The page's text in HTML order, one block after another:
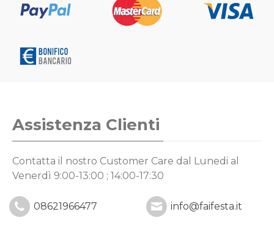
Assistenza Clienti
Contatta il nostro Customer Care dal Lunedi al
Venerdì 9:00-13:00 ; 14:00-17:30
08621966477 info@faifesta.it